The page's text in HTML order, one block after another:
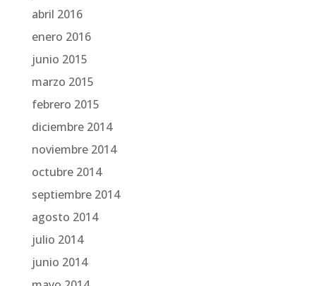
abril 2016
enero 2016
junio 2015
marzo 2015
febrero 2015
diciembre 2014
noviembre 2014
octubre 2014
septiembre 2014
agosto 2014
julio 2014
junio 2014